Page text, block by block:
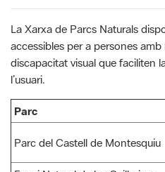
discapacitat visual que faciliten
l’usuari.
Parc
Espai Natural de les Guilleries-
Savassona
Parc Natural i Reserva de la